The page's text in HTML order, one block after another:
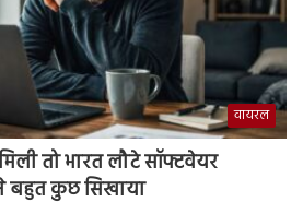
वायरल
तो भारत लौटे सॉफ्टवेयर
बहुत कुछ सिखाया